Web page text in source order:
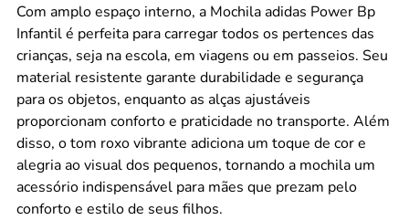
Com amplo espaço interno, a Mochila adidas Power Bp
Infantil é perfeita para carregar todos os pertences das
crianças, seja na escola, em viagens ou em passeios. Seu
material resistente garante durabilidade e segurança
para os objetos, enquanto as alças ajustáveis
proporcionam conforto e praticidade no transporte. Além
disso, o tom roxo vibrante adiciona um toque de cor e
alegria ao visual dos pequenos, tornando a mochila um
acessório indispensável para mães que prezam pelo
conforto e estilo de seus filhos.